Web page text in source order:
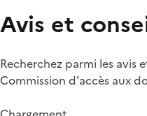
Avis et
Recherchez parmi les avis
Commission d'accès aux